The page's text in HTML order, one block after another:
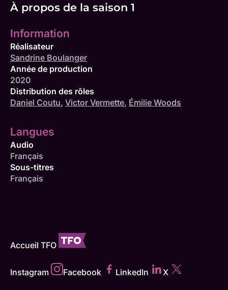
À propos de la saison 1
Information
Réalisateur
Sandrine Boulanger
Année de production
2020
Distribution des rôles
Daniel Coutu, Victor Vermette, Émilie Woods
Langues
Audio
Français
Sous-titres
Français
Accueil TFO
Instagram Facebook LinkedIn X